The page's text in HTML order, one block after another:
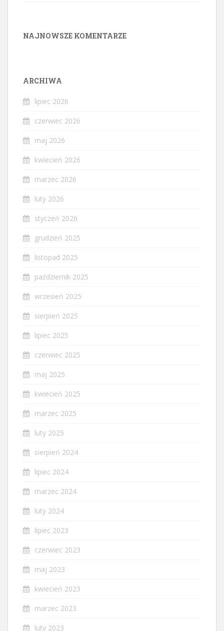
NAJNOWSZE KOMENTARZE
ARCHIWA
lipiec 2026
czerwiec 2026
maj 2026
kwiecień 2026
marzec 2026
luty 2026
styczeń 2026
grudzień 2025
listopad 2025
październik 2025
wrzesień 2025
sierpień 2025
lipiec 2025
czerwiec 2025
maj 2025
kwiecień 2025
marzec 2025
luty 2025
sierpień 2024
lipiec 2024
marzec 2024
luty 2024
lipiec 2023
czerwiec 2023
maj 2023
kwiecień 2023
marzec 2023
luty 2023